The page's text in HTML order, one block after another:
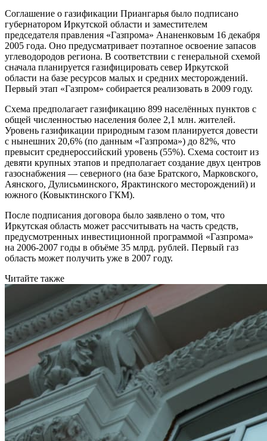
Соглашение о газификации Приангарья было подписано
губернатором Иркутской области и заместителем
председателя правления «Газпрома» Ананенковым 16 декабря
2005 года. Оно предусматривает поэтапное освоение запасов
углеводородов региона. В соответствии с генеральной схемой
сначала планируется газифицировать север Иркутской
области на базе ресурсов малых и средних месторождений.
Первый этап «Газпром» собирается реализовать в 2009 году.
Схема предполагает газификацию 899 населённых пунктов с
общей численностью населения более 2,1 млн. жителей.
Уровень газификации природным газом планируется довести
с нынешних 20,6% (по данным «Газпрома») до 82%, что
превысит среднероссийский уровень (55%). Схема состоит из
девяти крупных этапов и предполагает создание двух центров
газоснабжения — северного (на базе Братского, Марковского,
Аянского, Дулисьминского, Ярактинского месторождений) и
южного (Ковыктинского ГКМ).
После подписания договора было заявлено о том, что
Иркутская область может рассчитывать на часть средств,
предусмотренных инвестиционной программой «Газпрома»
на 2006-2007 годы в объёме 35 млрд. рублей. Первый газ
область может получить уже в 2007 году.
Читайте также